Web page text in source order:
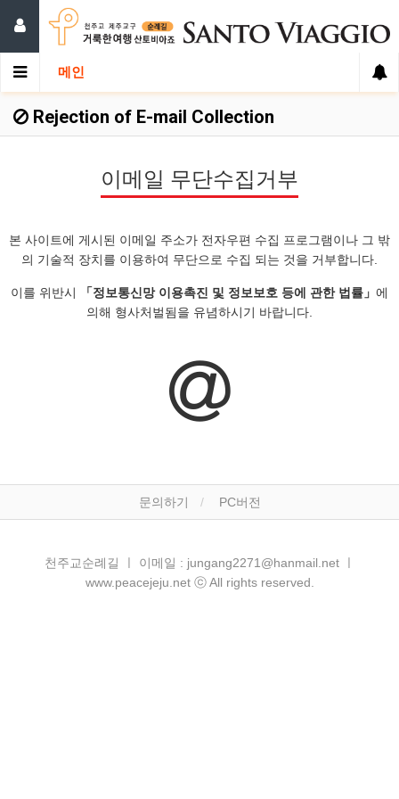
메인
Rejection of E-mail Collection
이메일 무단수집거부
본 사이트에 게시된 이메일 주소가 전자우편 수집 프로그램이나 그 밖
의 기술적 장치를 이용하여 무단으로 수집 되는 것을 거부합니다.
이를 위반시 「정보통신망 이용촉진 및 정보보호 등에 관한 법률」 에
의해 형사처벌됨을 유념하시기 바랍니다.
문의하기 PC버전
천주교순례길 ㅣ 이메일 : jungang2271@hanmail.net ㅣ
www.peacejeju.net ⓒ All rights reserved.